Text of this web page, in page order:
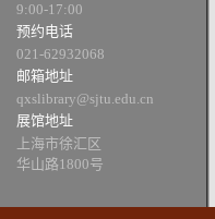
9:00-17:00
预约电话
021-62932068
邮箱地址
qxslibrary@sjtu.edu.cn
展馆地址
上海市徐汇区
华山路1800号